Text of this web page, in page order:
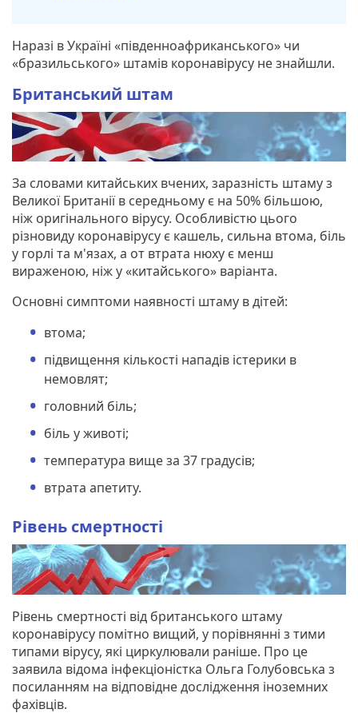
Наразі в Україні «південноафриканського» чи
«бразильського» штамів коронавірусу не знайшли.
Британський штам
За словами китайських вчених, заразність штаму з
Великої Британії в середньому є на 50% більшою,
ніж оригінального вірусу. Особливістю цього
різновиду коронавірусу є кашель, сильна втома, біль
у горлі та м'язах, а от втрата нюху є менш
вираженою, ніж у «китайського» варіанта.
Основні симптоми наявності штаму в дітей:
втома;
підвищення кількості нападів істерики в
немовлят;
головний біль;
біль у животі;
температура вище за 37 градусів;
втрата апетиту.
Рівень смертності
Рівень смертності від британського штаму
коронавірусу помітно вищий, у порівнянні з тими
типами вірусу, які циркулювали раніше. Про це
заявила відома інфекціоністка Ольга Голубовська з
посиланням на відповідне дослідження іноземних
фахівців.